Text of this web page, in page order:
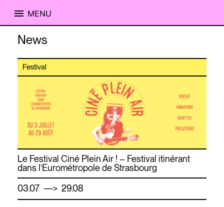
MENU
News
Festival
Le Festival Ciné Plein Air ! – Festival itinérant
dans l’Eurométropole de Strasbourg
03.07 —> 29.08